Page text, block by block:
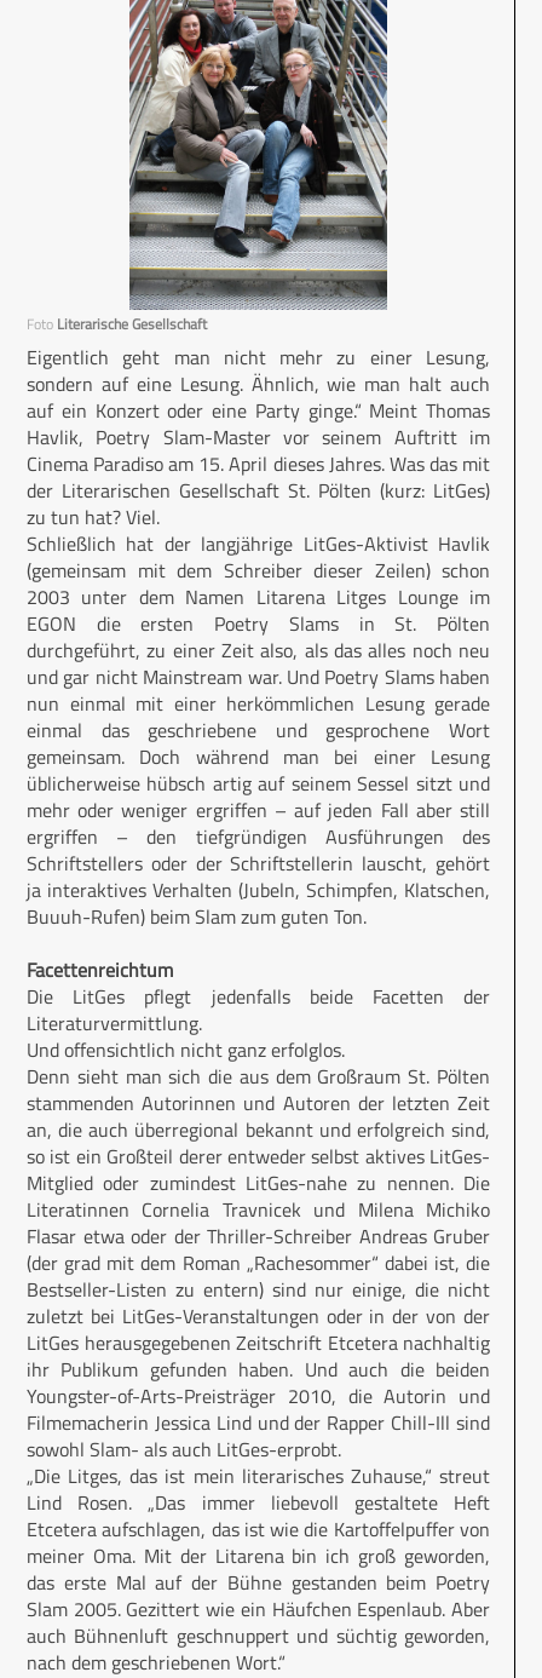
Foto Literarische Gesellschaft
Eigentlich geht man nicht mehr zu einer Lesung,
sondern auf eine Lesung. Ähnlich, wie man halt auch
auf ein Konzert oder eine Party ginge.“ Meint Thomas
Havlik, Poetry Slam-Master vor seinem Auftritt im
Cinema Paradiso am 15. April dieses Jahres. Was das mit
der Literarischen Gesellschaft St. Pölten (kurz: LitGes)
zu tun hat? Viel.
Schließlich hat der langjährige LitGes-Aktivist Havlik
(gemeinsam mit dem Schreiber dieser Zeilen) schon
2003 unter dem Namen Litarena Litges Lounge im
EGON die ersten Poetry Slams in St. Pölten
durchgeführt, zu einer Zeit also, als das alles noch neu
und gar nicht Mainstream war. Und Poetry Slams haben
nun einmal mit einer herkömmlichen Lesung gerade
einmal das geschriebene und gesprochene Wort
gemeinsam. Doch während man bei einer Lesung
üblicherweise hübsch artig auf seinem Sessel sitzt und
mehr oder weniger ergriffen – auf jeden Fall aber still
ergriffen – den tiefgründigen Ausführungen des
Schriftstellers oder der Schriftstellerin lauscht, gehört
ja interaktives Verhalten (Jubeln, Schimpfen, Klatschen,
Buuuh-Rufen) beim Slam zum guten Ton.
Facettenreichtum
Die LitGes pflegt jedenfalls beide Facetten der
Literaturvermittlung.
Und offensichtlich nicht ganz erfolglos.
Denn sieht man sich die aus dem Großraum St. Pölten
stammenden Autorinnen und Autoren der letzten Zeit
an, die auch überregional bekannt und erfolgreich sind,
so ist ein Großteil derer entweder selbst aktives LitGes-
Mitglied oder zumindest LitGes-nahe zu nennen. Die
Literatinnen Cornelia Travnicek und Milena Michiko
Flasar etwa oder der Thriller-Schreiber Andreas Gruber
(der grad mit dem Roman „Rachesommer“ dabei ist, die
Bestseller-Listen zu entern) sind nur einige, die nicht
zuletzt bei LitGes-Veranstaltungen oder in der von der
LitGes herausgegebenen Zeitschrift Etcetera nachhaltig
ihr Publikum gefunden haben. Und auch die beiden
Youngster-of-Arts-Preisträger 2010, die Autorin und
Filmemacherin Jessica Lind und der Rapper Chill-Ill sind
sowohl Slam- als auch LitGes-erprobt.
„Die Litges, das ist mein literarisches Zuhause,“ streut
Lind Rosen. „Das immer liebevoll gestaltete Heft
Etcetera aufschlagen, das ist wie die Kartoffelpuffer von
meiner Oma. Mit der Litarena bin ich groß geworden,
das erste Mal auf der Bühne gestanden beim Poetry
Slam 2005. Gezittert wie ein Häufchen Espenlaub. Aber
auch Bühnenluft geschnuppert und süchtig geworden,
nach dem geschriebenen Wort.“